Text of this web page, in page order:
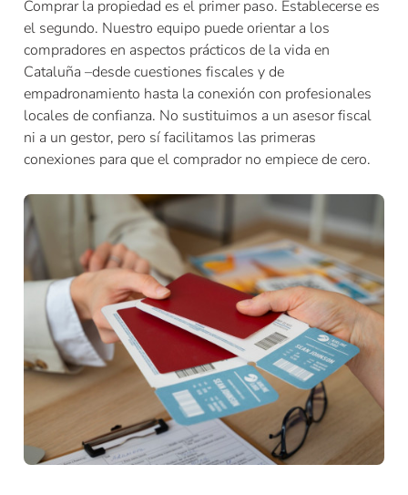
Comprar la propiedad es el primer paso. Establecerse es
el segundo. Nuestro equipo puede orientar a los
compradores en aspectos prácticos de la vida en
Cataluña –desde cuestiones fiscales y de
empadronamiento hasta la conexión con profesionales
locales de confianza. No sustituimos a un asesor fiscal
ni a un gestor, pero sí facilitamos las primeras
conexiones para que el comprador no empiece de cero.